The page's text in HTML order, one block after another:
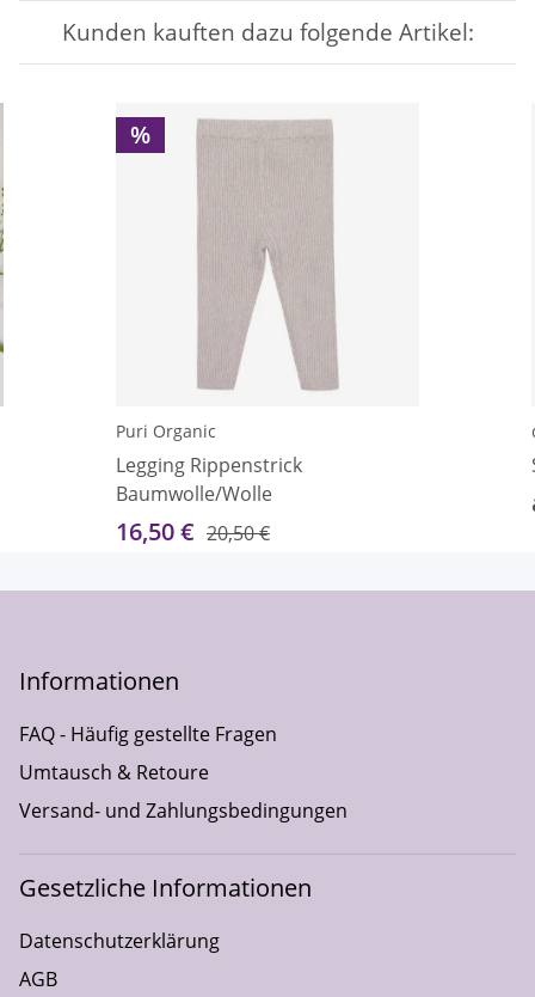
Kunden kauften dazu folgende Artikel:
%
Puri Organic
Legging Rippenstrick
Baumwolle/Wolle
16,50 € 20,50 €
Informationen
FAQ - Häufig gestellte Fragen
Umtausch & Retoure
Versand- und Zahlungsbedingungen
Gesetzliche Informationen
Datenschutzerklärung
AGB